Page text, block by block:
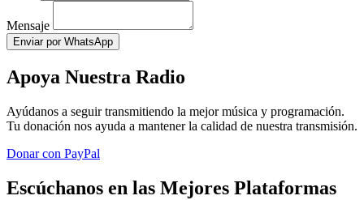
Mensaje
Enviar por WhatsApp
Apoya Nuestra Radio
Ayúdanos a seguir transmitiendo la mejor música y programación.
Tu donación nos ayuda a mantener la calidad de nuestra transmisión.
Donar con PayPal
Escúchanos en las Mejores Plataformas